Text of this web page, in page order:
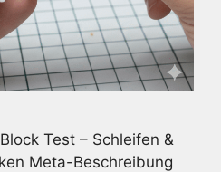
Test – Schleifen &
Meta-Beschreibung